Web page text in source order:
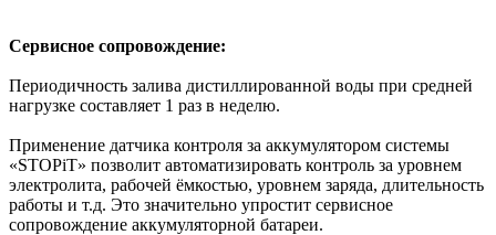
Сервисное сопровождение:
Периодичность залива дистиллированной воды при средней
нагрузке составляет 1 раз в неделю.
Применение датчика контроля за аккумулятором системы
«STOPiT» позволит автоматизировать контроль за уровнем
электролита, рабочей ёмкостью, уровнем заряда, длительность
работы и т.д. Это значительно упростит сервисное
сопровождение аккумуляторной батареи.